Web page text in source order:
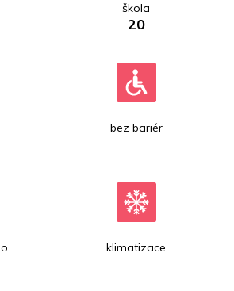
škola
20
bez bariér
klimatizace